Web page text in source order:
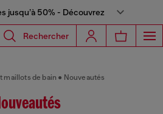
jusqu’à 50% - Découvrez
Rechercher
maillots de bain Nouveautés